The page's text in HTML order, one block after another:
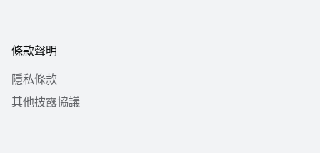
條款聲明
隱私條款
其他披露協議